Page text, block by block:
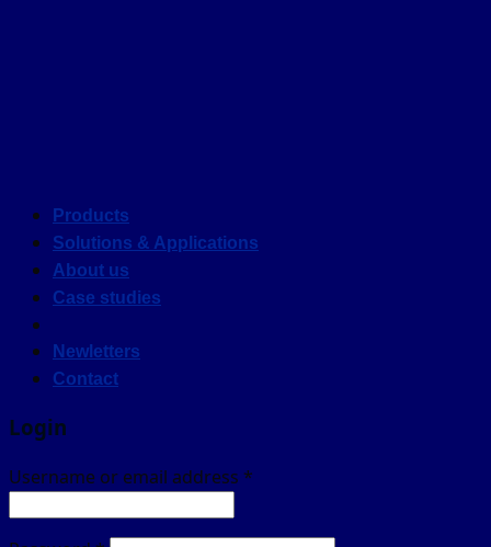
Products
Solutions & Applications
About us
Case studies
Newletters
Contact
Login
Username or email address *